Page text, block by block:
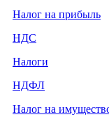
Налог на прибыль
НДС
Налоги
НДФЛ
Налог на